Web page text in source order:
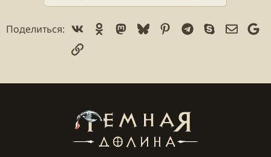
Поделиться: Vk Ok Mastodon
BlueskyPinterest
Telegram
Skype
Ссылка